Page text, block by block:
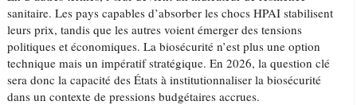
sanitaire. Les pays capables d’absorber les chocs HPAI stabilisent
leurs prix, tandis que les autres voient émerger des tensions
politiques et économiques. La biosécurité n’est plus une option
technique mais un impératif stratégique. En 2026, la question clé
sera donc la capacité des États à institutionnaliser la biosécurité
dans un contexte de pressions budgétaires accrues.